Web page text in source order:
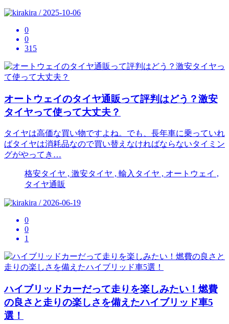
kira / 2025-10-06
0
0
315
オートウェイのタイヤ通販って評判はどう？激安
タイヤって使って大丈夫？
タイヤは高価な買い物ですよね。でも、長年車に乗っていれ
ばタイヤは消耗品なので買い替えなければならないタイミン
グがやってき…
格安タイヤ , 激安タイヤ , 輸入タイヤ , オートウェイ ,
タイヤ通販
kira / 2026-06-19
0
0
1
ハイブリッドカーだって走りを楽しみたい！燃費
の良さと走りの楽しさを備えたハイブリッド車5
選！